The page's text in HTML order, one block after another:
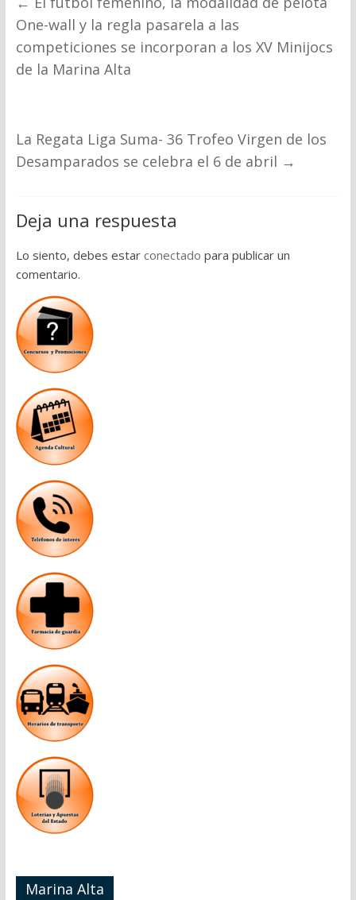
One-wall y la regla pasarela a las
competiciones se incorporan a los XV Minijocs
de la Marina Alta
La Regata Liga Suma- 36 Trofeo Virgen de los
Desamparados se celebra el 6 de abril →
Deja una respuesta
Lo siento, debes estar conectado para publicar un
comentario.
Marina Alta